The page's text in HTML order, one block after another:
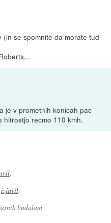
se spomnite da morate tud
je v prometnih konicah pac
hitrostjo recmo 110 kmh.
:
izjavil:
budalam